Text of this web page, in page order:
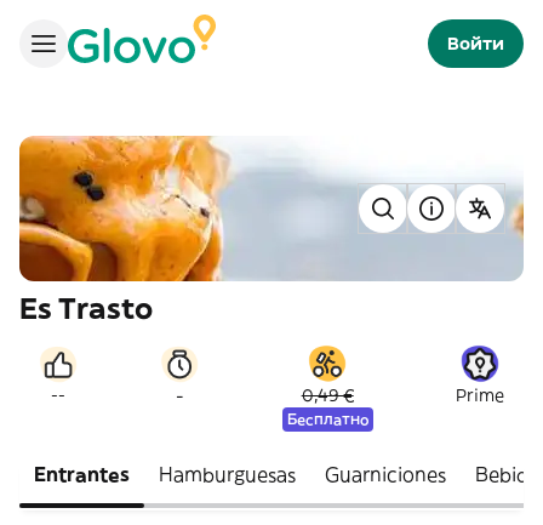
Войти
Es Trasto
-- - 0,49 €
Бесплатно
Prime
Entrantes Hamburguesas Guarniciones